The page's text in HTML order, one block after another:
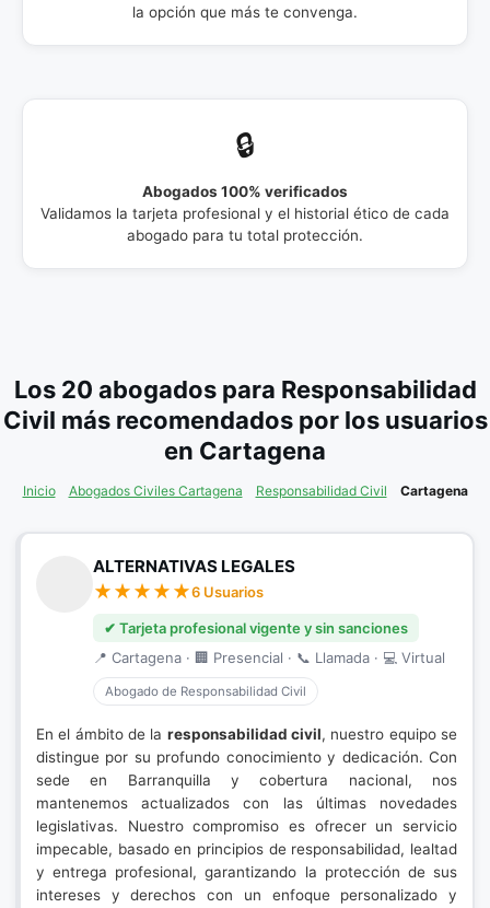
la opción que más te convenga.
🔒
Abogados 100% verificados
Validamos la tarjeta profesional y el historial ético de cada
abogado para tu total protección.
Los 20 abogados para Responsabilidad
Civil más recomendados por los usuarios
en Cartagena
Inicio Abogados Civiles Cartagena Responsabilidad Civil Cartagena
ALTERNATIVAS LEGALES
6 Usuarios
✔ Tarjeta profesional vigente y sin sanciones
📍 Cartagena · 🏢 Presencial · 📞 Llamada · 💻 Virtual
Abogado de Responsabilidad Civil
En el ámbito de la responsabilidad civil, nuestro equipo se
distingue por su profundo conocimiento y dedicación. Con
sede en Barranquilla y cobertura nacional, nos
mantenemos actualizados con las últimas novedades
legislativas. Nuestro compromiso es ofrecer un servicio
impecable, basado en principios de responsabilidad, lealtad
y entrega profesional, garantizando la protección de sus
intereses y derechos con un enfoque personalizado y